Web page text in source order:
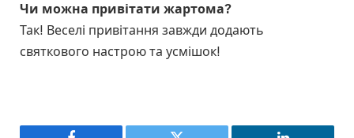
Чи можна привітати жартома?
Так! Веселі привітання завжди додають
святкового настрою та усмішок!